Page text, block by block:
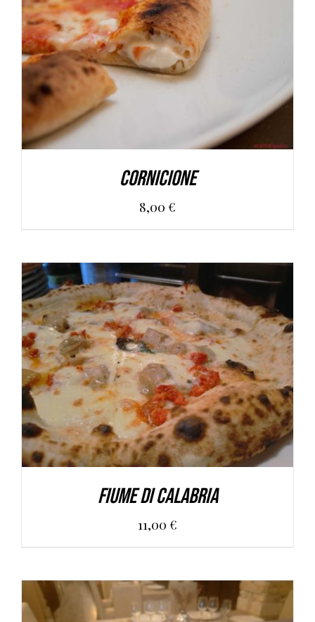
AGGIUNGI AL CARRELLO /
Cornicione
8,00 €
AGGIUNGI AL CARRELLO / DETAILS
Fiume di Calabria
11,00 €